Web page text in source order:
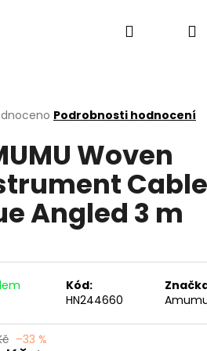
Hledat
Podrobnosti hodnocení
Woven
Cable
Angled 3 m
Kód:
HN244660
–33 %
DREADNOUGHT CE62